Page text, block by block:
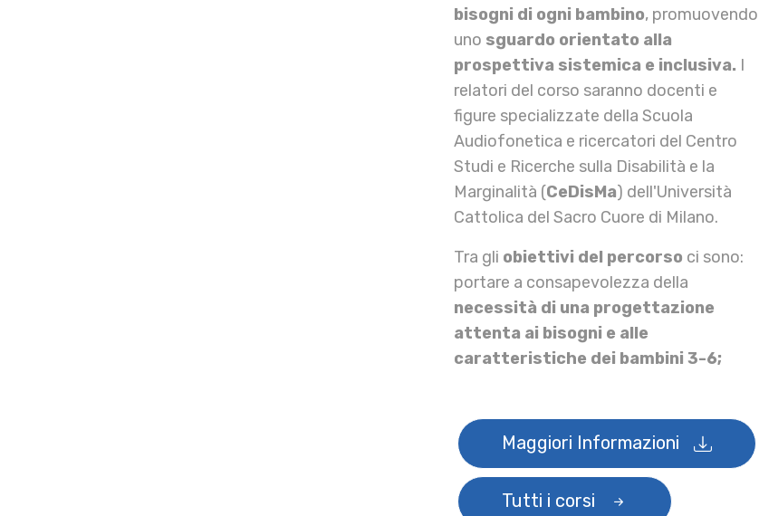
bisogni di ogni bambino, promuovendo
uno sguardo orientato alla
prospettiva sistemica e inclusiva. I
relatori del corso saranno docenti e
figure specializzate della Scuola
Audiofonetica e ricercatori del Centro
Studi e Ricerche sulla Disabilità e la
Marginalità (CeDisMa) dell'Università
Cattolica del Sacro Cuore di Milano.
Tra gli obiettivi del percorso ci sono:
portare a consapevolezza della
necessità di una progettazione
attenta ai bisogni e alle
caratteristiche dei bambini 3-6;
Maggiori Informazioni
Tutti i corsi